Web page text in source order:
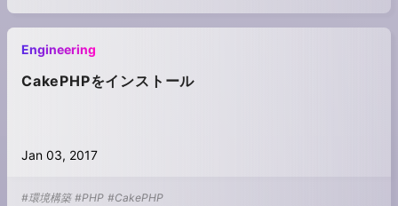
Engineering
CakePHPをインストール
Jan 03, 2017
#環境構築 #PHP #CakePHP